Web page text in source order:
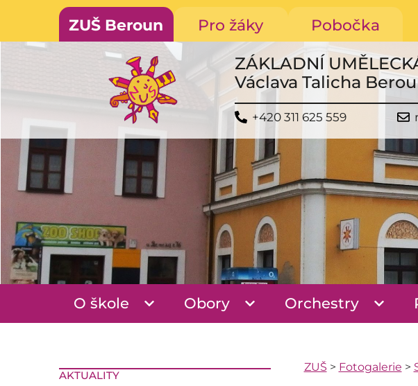
ZUŠ Beroun Pro žáky Pobočka
ZÁKLADNÍ
Václava Talicha
+420 311 625 559
O škole Obory Orchestry
AKTUALITY
ZUŠ > Fotogalerie >